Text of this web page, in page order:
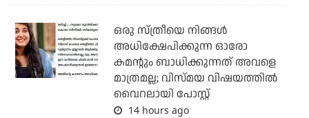
ഒരു സ്ത്രീയെ നിങ്ങള്‍
അധിക്ഷേപിക്കുന്ന ഓരോ
കമന്റും ബാധിക്കുന്നത് അവളെ
മാത്രമല്ല; വിസ്മയ വിഷയത്തില്‍
വൈറലായി പോസ്റ്റ്
14 hours ago